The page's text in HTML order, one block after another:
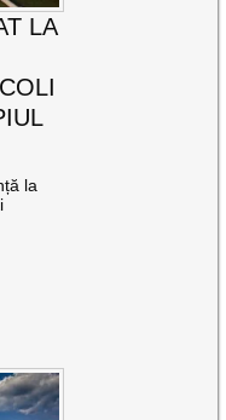
LA
la